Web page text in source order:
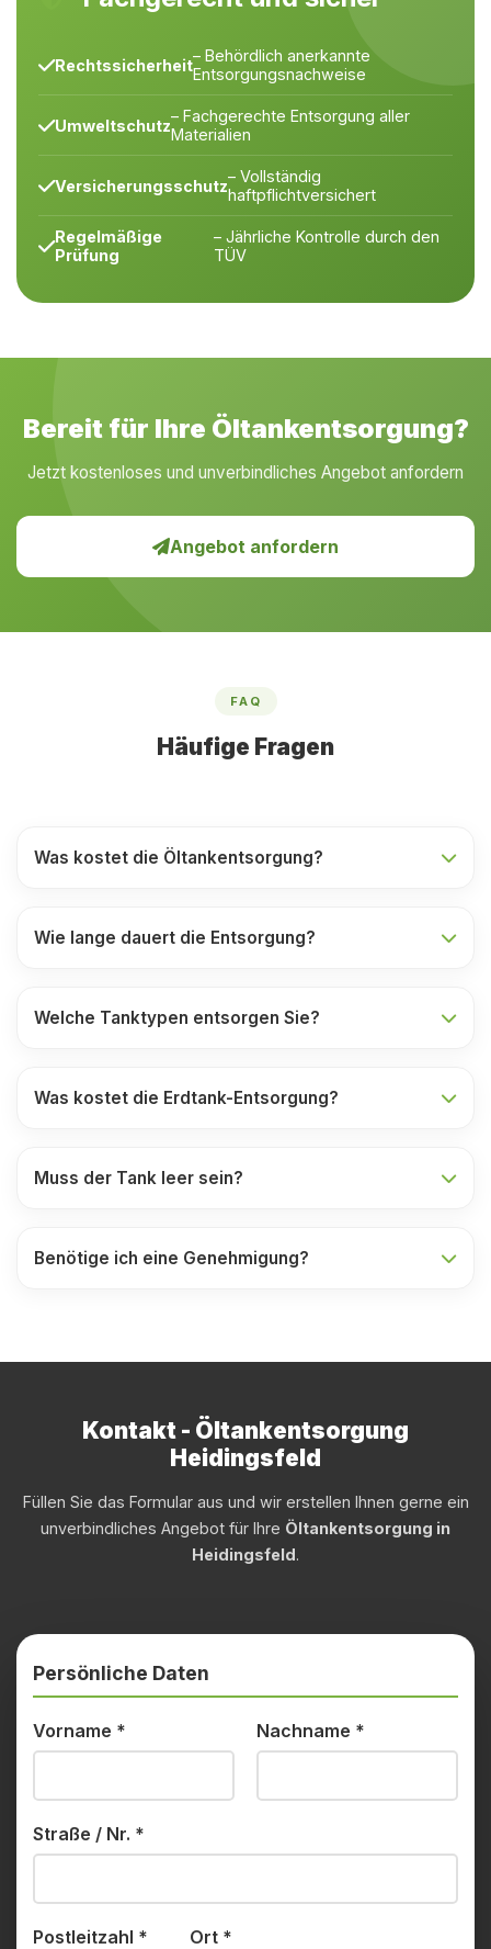
Rechtssicherheit– Behördlich anerkannte
Entsorgungsnachweise
Umweltschutz– Fachgerechte Entsorgung aller
Materialien
Versicherungsschutz– Vollständig
haftpflichtversichert
Regelmäßige
Prüfung
– Jährliche Kontrolle durch den
TÜV
Bereit für Ihre Öltankentsorgung?
Jetzt kostenloses und unverbindliches Angebot anfordern
Angebot anfordern
FAQ
Häufige Fragen
Was kostet die Öltankentsorgung?
Wie lange dauert die Entsorgung?
Welche Tanktypen entsorgen Sie?
Was kostet die Erdtank-Entsorgung?
Muss der Tank leer sein?
Benötige ich eine Genehmigung?
Kontakt - Öltankentsorgung
Heidingsfeld
Füllen Sie das Formular aus und wir erstellen Ihnen gerne ein
unverbindliches Angebot für Ihre Öltankentsorgung in
Heidingsfeld.
Persönliche Daten
Vorname * Nachname *
Straße / Nr. *
Postleitzahl * Ort *